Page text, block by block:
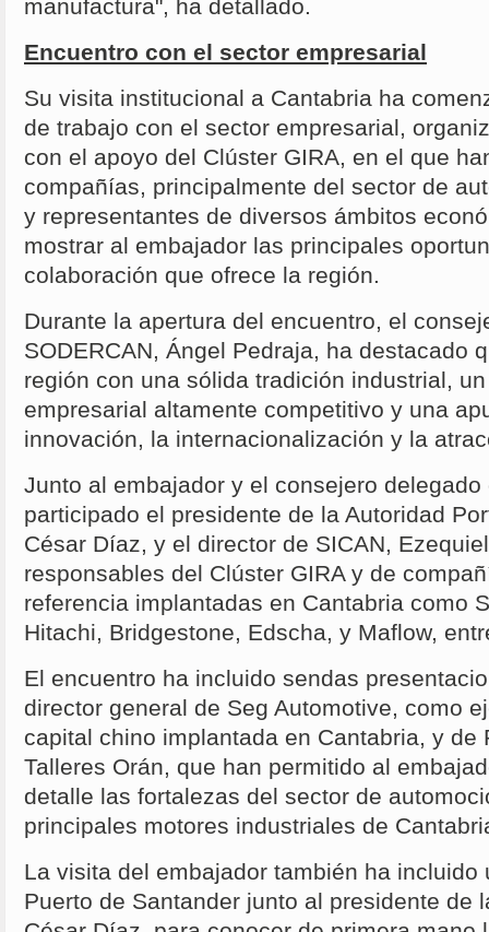
manufactura", ha detallado.
Encuentro con el sector empresarial
Su visita institucional a Cantabria ha
de trabajo con el sector empresarial,
con el apoyo del Clúster GIRA, en el que
compañías, principalmente del sector de
y representantes de diversos ámbitos
mostrar al embajador las principales
colaboración que ofrece la región.
Durante la apertura del encuentro, el
SODERCAN, Ángel Pedraja, ha destacado
región con una sólida tradición industrial,
empresarial altamente competitivo y una
innovación, la internacionalización y la
Junto al embajador y el consejero delegado
participado el presidente de la Autoridad
César Díaz, y el director de SICAN,
responsables del Clúster GIRA y de
referencia implantadas en Cantabria como
Hitachi, Bridgestone, Edscha, y Maflow,
El encuentro ha incluido sendas
director general de Seg Automotive, como
capital chino implantada en Cantabria, y de
Talleres Orán, que han permitido al
detalle las fortalezas del sector de
principales motores industriales de
La visita del embajador también ha incluido
Puerto de Santander junto al presidente de